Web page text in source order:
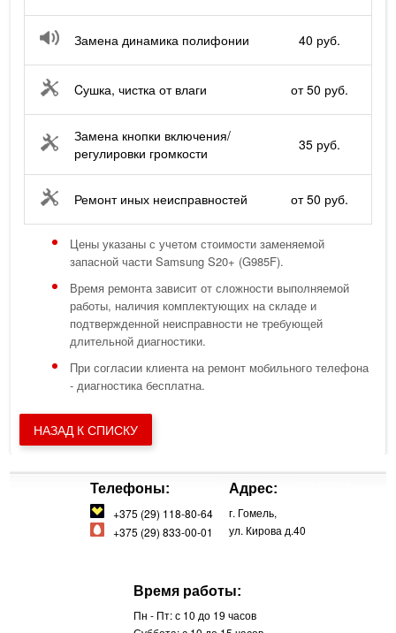
Замена динамика полифонии 40 руб.
Cушка, чистка от влаги от 50 руб.
Замена кнопки включения/
регулировки громкости
35 руб.
Ремонт иных неисправностей от 50 руб.
Цены указаны с учетом стоимости заменяемой
запасной части Samsung S20+ (G985F).
Время ремонта зависит от сложности выполняемой
работы, наличия комплектующих на складе и
подтвержденной неисправности не требующей
длительной диагностики.
При согласии клиента на ремонт мобильного телефона
- диагностика бесплатна.
НАЗАД К СПИСКУ
Телефоны:
+375 (29) 118-80-64
+375 (29) 833-00-01
Адрес:
г. Гомель,
ул. Кирова д.40
Время работы:
Пн - Пт: с 10 до 19 часов